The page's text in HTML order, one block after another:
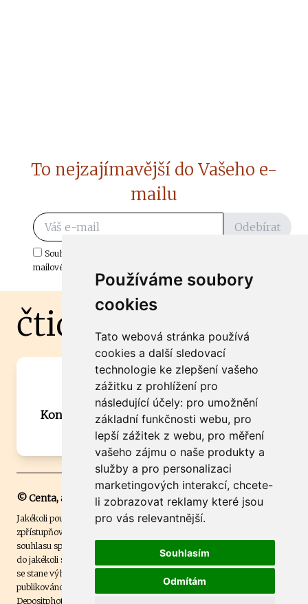
Používáme soubory
cookies
Tato webová stránka používá
cookies a další sledovací
technologie ke zlepšení vašeho
zážitku z prohlížení pro
následující účely: pro umožnění
základní funkčnosti webu, pro
lepší zážitek z webu, pro měření
vašeho zájmu o naše produkty a
služby a pro personalizaci
marketingových interakcí, chcete-
li zobrazovat reklamy které jsou
pro vás relevantnější.
Souhlasím
Odmítám
To nejzajímavější do Vašeho e-
mailu
Odebírat
Souhlasím s odběrem důležitých zpráv ze ČtiDoma.cz do mé e-
mailové schránky.
čtidoma.cz
Máte zajímavou informaci? Chcete
spolupracovat?
Kontaktujte šéfredaktora Martina Chalupu:
chalupa@ctidoma.cz
© Centa, a.s.
Jakékoli použití obsahu včetně převzetí, šíření či dalšího užití a
zpřístupňování textových či obrazových materiálů bez písemného
souhlasu společnosti Centa,a.s. je zakázáno. Čtenář svým přihlášením
do jakékoli soutěže na našem webu dává souhlas s tím, že v případě, že
se stane výhercem této soutěže, může být jeho jméno na webu
publikováno. Centa, a.s. využívala licenci ČTK a využívá fotografie z
Depositphotos